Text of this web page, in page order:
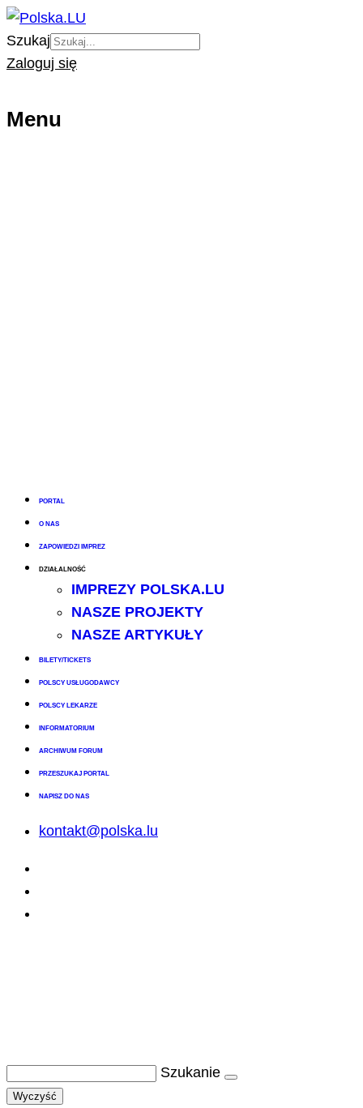
Szukaj
Zaloguj się
Menu
PORTAL
O NAS
ZAPOWIEDZI IMPREZ
DZIAŁALNOŚĆ
IMPREZY POLSKA.LU
NASZE PROJEKTY
NASZE ARTYKUŁY
BILETY/TICKETS
POLSCY USŁUGODAWCY
POLSCY LEKARZE
INFORMATORIUM
ARCHIWUM FORUM
PRZESZUKAJ PORTAL
NAPISZ DO NAS
kontakt@polska.lu
Szukanie
Wyczyść